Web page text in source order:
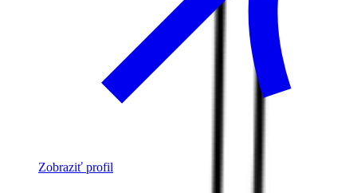
Zobraziť profil